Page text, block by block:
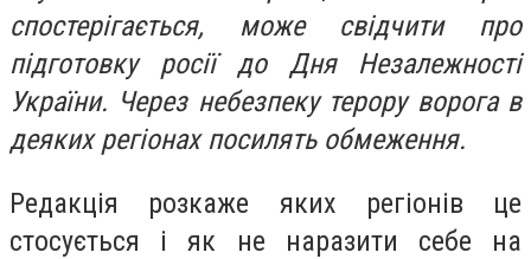
спостерігається, може свідчити про
підготовку росії до Дня Незалежності
України. Через небезпеку терору ворога в
деяких регіонах посилять обмеження.
Редакція розкаже яких регіонів це
стосується і як не наразити себе на